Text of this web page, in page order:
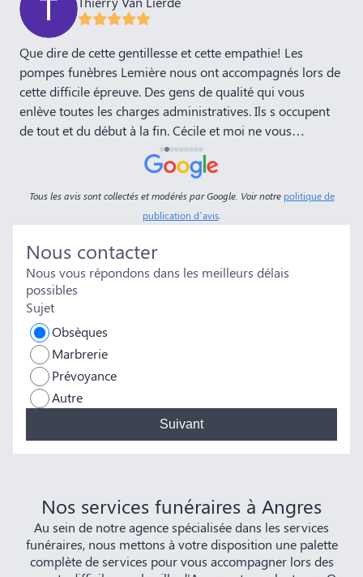
Que dire de cette gentillesse et cette empathie! Les
pompes funèbres Lemière nous ont accompagnés lors de
cette difficile épreuve. Des gens de qualité qui vous
enlève toutes les charges administratives. Ils s occupent
de tout et du début à la fin. Cécile et moi ne vous
remercieront jamais assez! Bravo
Tous les avis sont collectés et modérés par Google. Voir notre politique de
publication d’avis.
Nous contacter
Nous vous répondons dans les meilleurs délais
possibles
Sujet
Obsèques
Marbrerie
Prévoyance
Autre
Suivant
Nos services funéraires à Angres
Au sein de notre agence spécialisée dans les services
funéraires, nous mettons à votre disposition une palette
complète de services pour vous accompagner lors des